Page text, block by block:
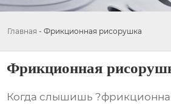
Главная - Фрикционная рисорушка
Фрикционная
Когда слышишь